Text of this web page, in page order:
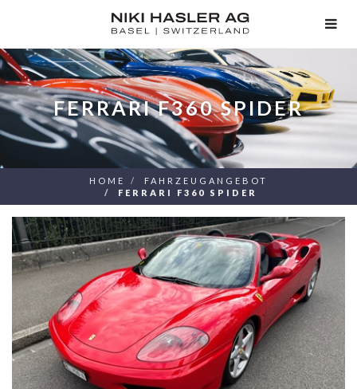
FERRARI F360 SPIDER
HOME
FAHRZEUGANGEBOT
FERRARI F360 SPIDER